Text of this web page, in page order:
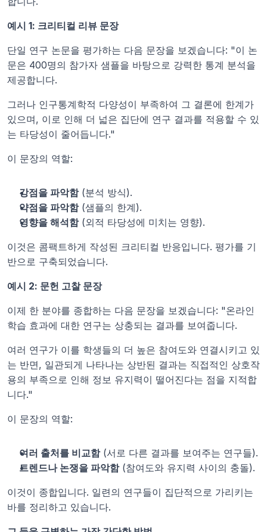
예시 1: 크리티컬 리뷰 문장
단일 연구 논문을 평가하는 다음 문장을 보겠습니다: "이 논
문은 400명의 참가자 샘플을 바탕으로 강력한 통계 분석을
제공합니다.
그러나 인구통계학적 다양성이 부족하여 그 결론에 한계가
있으며, 이로 인해 더 넓은 집단에 연구 결과를 적용할 수 있
는 타당성이 줄어듭니다."
이 문장의 역할:
강점을 파악함 (분석 방식).
약점을 파악함 (샘플의 한계).
영향을 해석함 (외적 타당성에 미치는 영향).
이것은 콤팩트하게 작성된 크리티컬 반응입니다. 평가를 기
반으로 구축되었습니다.
예시 2: 문헌 고찰 문장
이제 한 분야를 종합하는 다음 문장을 보겠습니다: "온라인
학습 효과에 대한 연구는 상충되는 결과를 보여줍니다.
여러 연구가 이를 학생들의 더 높은 참여도와 연결시키고 있
는 반면, 일관되게 나타나는 상반된 결과는 직접적인 상호작
용의 부족으로 인해 정보 유지력이 떨어진다는 점을 지적합
니다."
이 문장의 역할:
여러 출처를 비교함 (서로 다른 결과를 보여주는 연구들).
트렌드나 논쟁을 파악함 (참여도와 유지력 사이의 충돌).
이것이 종합입니다. 일련의 연구들이 집단적으로 가리키는
바를 정리하고 있습니다.